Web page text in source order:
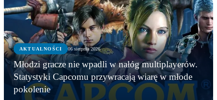
AKTUALNOŚCI 06 sierpnia 2026
Młodzi gracze nie wpadli w nałóg multiplayerów.
Statystyki Capcomu przywracają wiarę w młode
pokolenie
AKTUALNOŚCI
WWE chce zastrzec znak towarowy „Vice City”.
AKTUALNOŚCI
Gameplay z GTA 6 niebawem. Rockstar oficjalnie
AKTUALNOŚCI
Młodzi gracze nie wpadli w nałóg multiplayerów.
Statystyki Capcomu przywracają wiarę w młode